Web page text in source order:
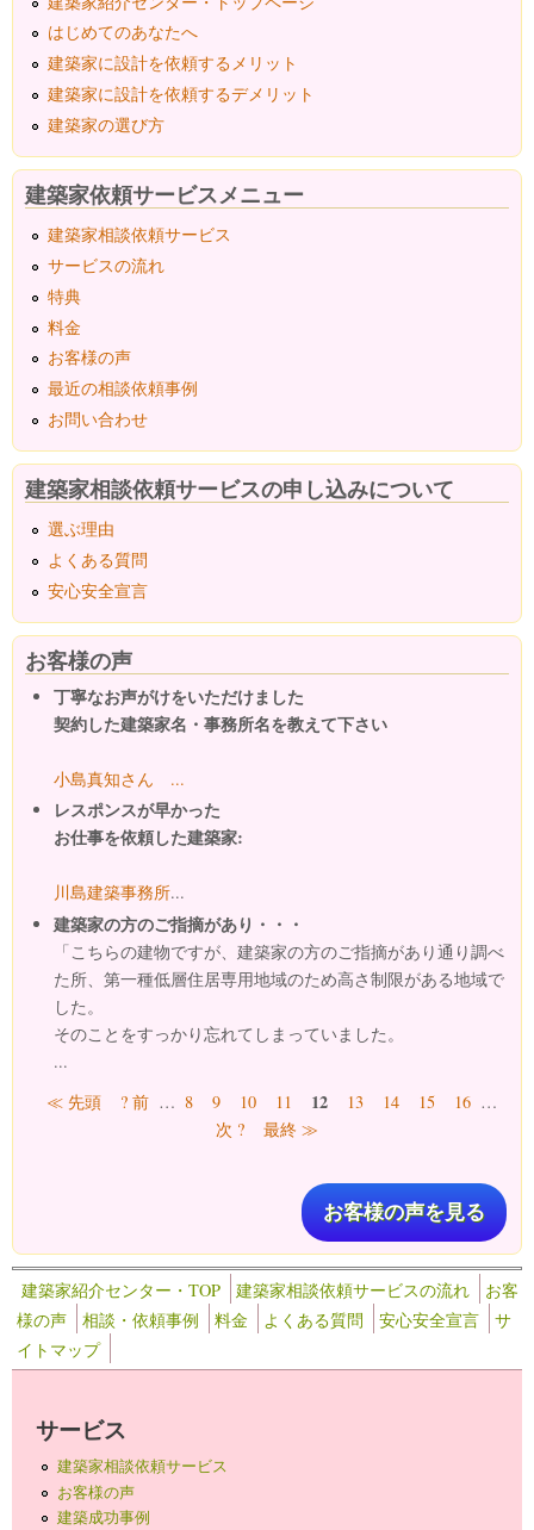
はじめてのあなたへ
建築家に設計を依頼するメリット
建築家に設計を依頼するデメリット
建築家の選び方
建築家依頼サービスメニュー
建築家相談依頼サービス
サービスの流れ
特典
料金
お客様の声
最近の相談依頼事例
お問い合わせ
建築家相談依頼サービスの申し込みについて
選ぶ理由
よくある質問
安心安全宣言
お客様の声
丁寧なお声がけをいただけました
契約した建築家名・事務所名を教えて下さい
小島真知さん ...
レスポンスが早かった
お仕事を依頼した建築家:
川島建築事務所...
建築家の方のご指摘があり・・・
「こちらの建物ですが、建築家の方のご指摘があり通り調べ
た所、第一種低層住居専用地域のため高さ制限がある地域で
した。
そのことをすっかり忘れてしまっていました。
...
ページ
≪ 先頭 ? 前 … 8 9 10 11 12 13 14 15 16 …
次 ?
最終 ≫
お客様の声を見る
建築家紹介センター・TOP 建築家相談依頼サービスの流れ
お客
様の声
相談・依頼事例 料金 よくある質問 安心安全宣言
サ
イトマップ
サービス
建築家相談依頼サービス
お客様の声
建築成功事例